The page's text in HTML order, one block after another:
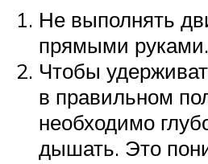
Не выполнять
прямыми руками.
Чтобы
в правильном
необходимо
дышать. Это